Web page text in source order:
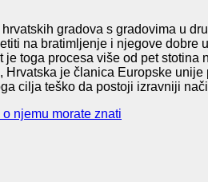
hrvatskih gradova s gradovima u
na bratimljenje i njegove dobre
toga procesa više od pet
Hrvatska je članica Europske
cilja teško da postoji izravniji
njemu morate znati